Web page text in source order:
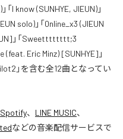
「I know (SUNHYE, JIEUN)」
solo)」「0nline_x3 (JIEUN
」「Sweetttttttt;3
(feat. Eric Minz) [SUNHYE]」
」を含む全12曲となってい
Spotify、 LINE MUSIC、
などの音楽配信サービスで